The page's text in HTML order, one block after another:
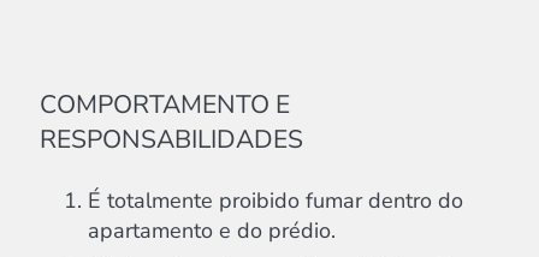
COMPORTAMENTO E
RESPONSABILIDADES
É totalmente proibido fumar dentro do
apartamento e do prédio.